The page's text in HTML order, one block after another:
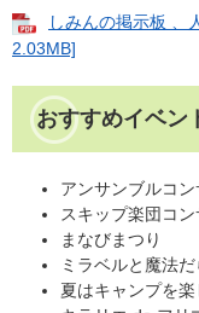
しみんの掲示板 、
2.03MB]
おすすめイベン
アンサンブルコン
スキップ楽団コン
まなびまつり
ミラベルと魔法
夏はキャンプを楽